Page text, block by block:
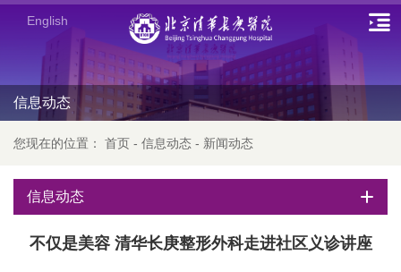
English
信息动态
您现在的位置： 首页 - 信息动态 - 新闻动态
信息动态
不仅是美容 清华长庚整形外科走进社区义诊讲座